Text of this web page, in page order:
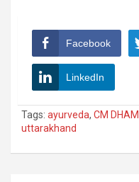
Facebook
LinkedIn
Tags: ayurveda, CM DHAMI
uttarakhand